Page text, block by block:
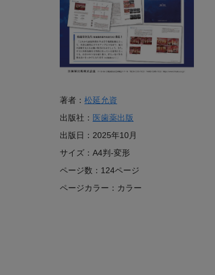
著者： 松延允資
出版社： 医歯薬出版
出版日： 2025年10月
サイズ： A4判-変形
ページ数： 124ページ
ページカラー： カラー